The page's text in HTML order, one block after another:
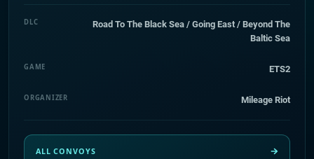
DLC
Road To The Black Sea / Going East / Beyond The
Baltic Sea
GAME ETS2
ORGANIZER Mileage Riot
ALL CONVOYS